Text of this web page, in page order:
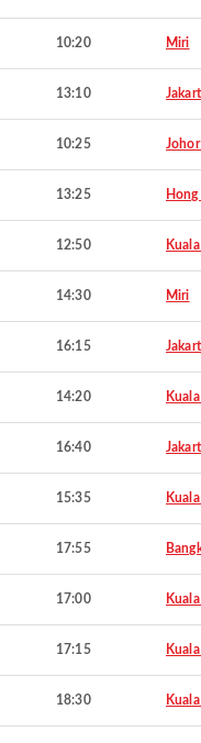
10:20 Miri
13:10
10:25
13:25
12:50
14:30 Miri
16:15
14:20
16:40
15:35
17:55
17:00
17:15
18:30